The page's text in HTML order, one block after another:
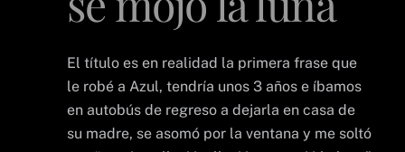
El título es en realidad la primera frase que
le robé a Azul, tendría unos 3 años e íbamos
en autobús de regreso a dejarla en casa de
su madre, se asomó por la ventana y me soltó